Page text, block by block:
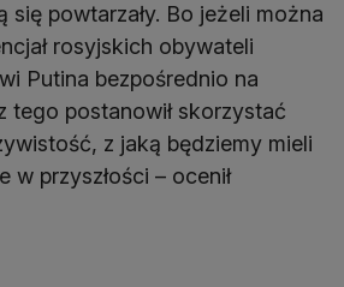
się powtarzały. Bo jeżeli można
rosyjskich obywateli
Putina bezpośrednio na
tego postanowił skorzystać
z jaką będziemy mieli
w przyszłości – ocenił